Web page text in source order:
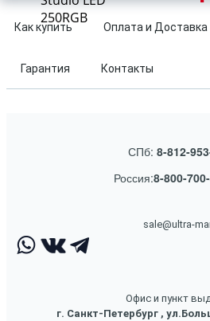
Как купить Оплата и Доставка
Гарантия Контакты
СПб: 8-812-
Россия:8-800-
sale@ultra-
Офис и пункт
г. Санкт-Петербург ,
250RGB